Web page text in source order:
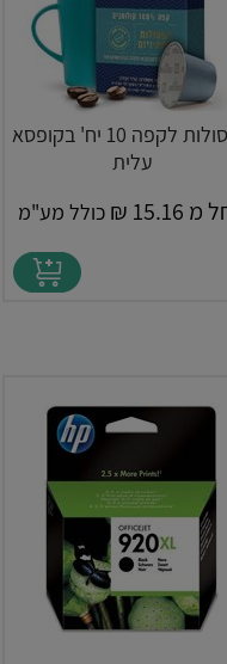
קפסולות לקפה 10 יח' בקופסא
עלית
מ 15.16
₪ כולל מע"מ